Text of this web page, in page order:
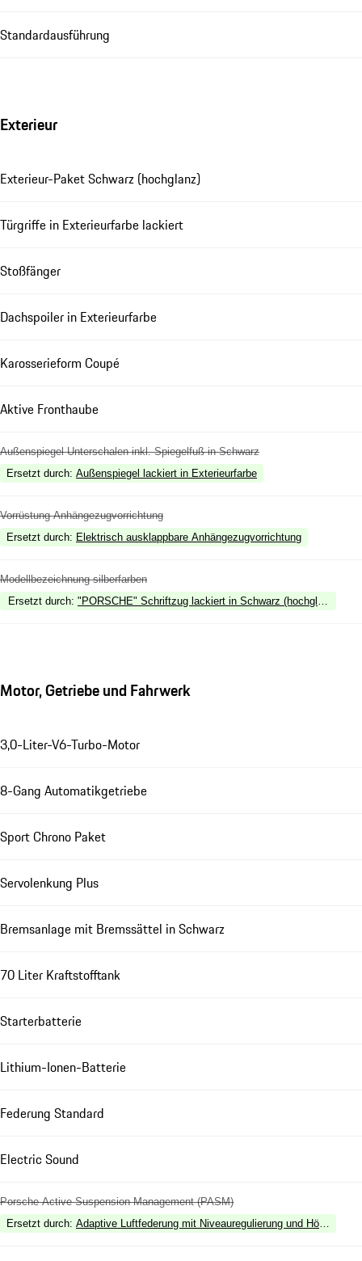
Standardausführung
Exterieur
Exterieur-Paket Schwarz (hochglanz)
Türgriffe in Exterieurfarbe lackiert
Stoßfänger
Dachspoiler in Exterieurfarbe
Karosserieform Coupé
Aktive Fronthaube
Außenspiegel Unterschalen inkl. Spiegelfuß in Schwarz
Ersetzt durch: Außenspiegel lackiert in Exterieurfarbe
Vorrüstung Anhängezugvorrichtung
Ersetzt durch: Elektrisch ausklappbare Anhängezugvorrichtung
Modellbezeichnung silberfarben
Ersetzt durch: "PORSCHE" Schriftzug lackiert in Schwarz (hochglanz)
Motor, Getriebe und Fahrwerk
3,0-Liter-V6-Turbo-Motor
8-Gang Automatikgetriebe
Sport Chrono Paket
Servolenkung Plus
Bremsanlage mit Bremssättel in Schwarz
70 Liter Kraftstofftank
Starterbatterie
Lithium-Ionen-Batterie
Federung Standard
Electric Sound
Porsche Active Suspension Management (PASM)
Ersetzt durch: Adaptive Luftfederung mit Niveauregulierung und